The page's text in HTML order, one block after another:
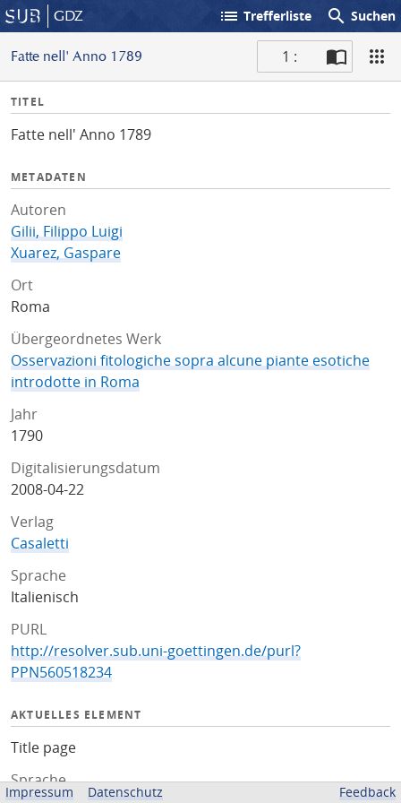
GDZ list Trefferliste search Suchen
Fatte nell' Anno 1789 1 :
I
f
TITEL
Fatte nell' Anno 1789
METADATEN
Autoren
Gilii, Filippo Luigi
Xuarez, Gaspare
Ort
Roma
Übergeordnetes Werk
Osservazioni fitologiche sopra alcune piante esotiche
introdotte in Roma
Jahr
1790
Digitalisierungsdatum
2008-04-22
Verlag
Casaletti
Sprache
Italienisch
PURL
http://resolver.sub.uni-goettingen.de/purl?
PPN560518234
AKTUELLES ELEMENT
Title page
Sprache
Impressum Datenschutz Feedback